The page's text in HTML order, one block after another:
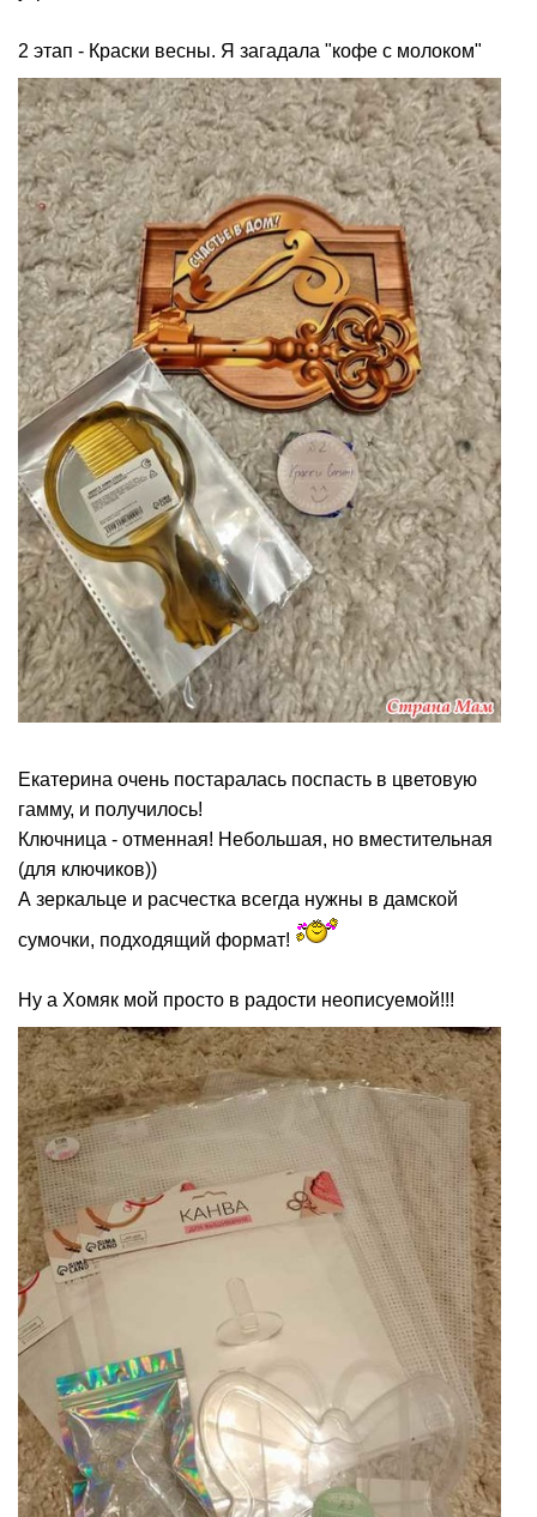
2 этап - Краски весны. Я загадала "кофе с молоком"
Екатерина очень постаралась поспасть в цветовую
гамму, и получилось!
Ключница - отменная! Небольшая, но вместительная
(для ключиков))
А зеркальце и расчестка всегда нужны в дамской
сумочки, подходящий формат!
Ну а Хомяк мой просто в радости неописуемой!!!